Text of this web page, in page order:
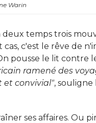
Warin
temps trois
c'est le rêve de
pousse le lit contre
ramené des
et convivial",
ses affaires. Ou